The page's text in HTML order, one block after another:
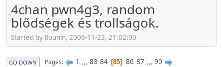
4chan pwn4g3, random
blődségek és trollságok.
Started by Rounin, 2006-11-23, 21:02:00
GO DOWN Pages 1 ... 83 84 85 86 87 ... 90